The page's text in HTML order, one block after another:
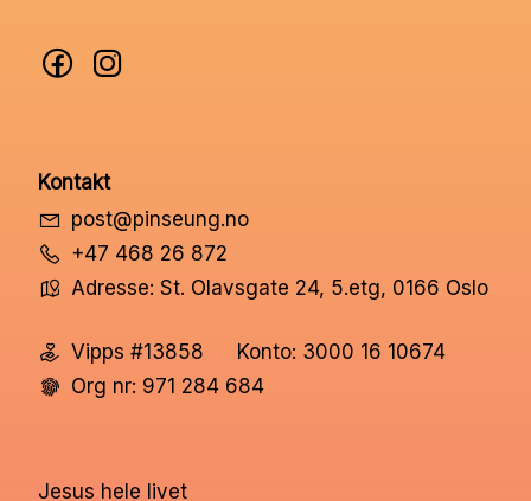
Kontakt
post@pinseung.no
+47 468 26 872
Adresse: St. Olavsgate 24, 5.etg, 0166 Oslo
Vipps #13858
Konto: 3000 16 10674
Org nr: 971 284 684
Jesus hele livet